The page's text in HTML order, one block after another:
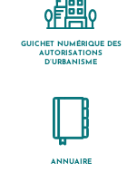
GUICHET NUMÉRIQUE DES
AUTORISATIONS
D’URBANISME
ANNUAIRE